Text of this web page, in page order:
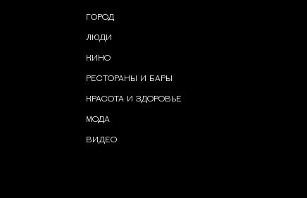
ГОРОД
ЛЮДИ
КИНО
РЕСТОРАНЫ И БАРЫ
КРАСОТА И ЗДОРОВЬЕ
МОДА
ВИДЕО